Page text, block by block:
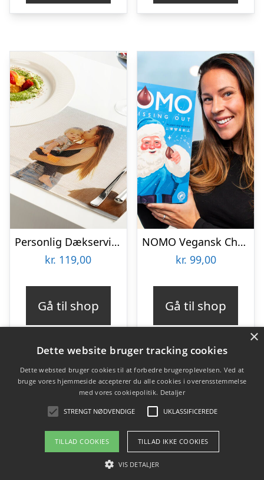
Personlig Dækserviet med Billede
kr. 119,00
Gå til shop
NOMO Vegansk Chokoladejulekalender
kr. 99,00
Gå til shop
Varekategorier
Produkter
×
Dette website bruger tracking cookies
Dette websted bruger cookies til at forbedre brugeroplevelsen. Ved at
bruge vores hjemmeside accepterer du alle cookies i overensstemmelse
med vores cookiepolitik. Detaljer
STRENGT NØDVENDIGE UKLASSIFICEREDE
TILLAD COOKIES TILLAD IKKE COOKIES
VIS DETALJER